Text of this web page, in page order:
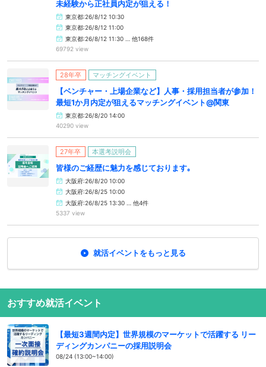
未経験から正社員内定が狙える！
東京都:26/8/12 10:30
東京都:26/8/12 11:00
東京都:26/8/12 11:30 … 他168件
69792 view
28年卒 マッチングイベント
【ベンチャー・上場企業など】人事・採用担当者が参加！
最短1か月内定が狙えるマッチングイベント@関東
東京都:26/8/20 14:00
40290 view
27年卒 本選考説明会
皆様のご経歴に魅力を感じております｡
大阪府:26/8/20 10:00
大阪府:26/8/25 10:00
大阪府:26/8/25 13:30 … 他4件
5337 view
就活イベントをもっと見る
おすすめ就活イベント
【最短3週間内定】世界規模のマーケットで活躍する リー
ディングカンパニーの採用説明会
08/24 (13:00~14:00)